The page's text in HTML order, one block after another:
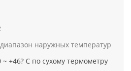
наружных температур
+46? C по сухому термометру